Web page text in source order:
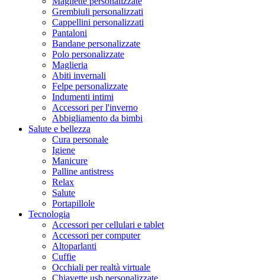
Grembiuli personalizzati
Cappellini personalizzati
Pantaloni
Bandane personalizzate
Polo personalizzate
Maglieria
Abiti invernali
Felpe personalizzate
Indumenti intimi
Accessori per l'inverno
Abbigliamento da bimbi
Salute e bellezza
Cura personale
Igiene
Manicure
Palline antistress
Relax
Salute
Portapillole
Tecnologia
Accessori per cellulari e tablet
Accessori per computer
Altoparlanti
Cuffie
Occhiali per realtà virtuale